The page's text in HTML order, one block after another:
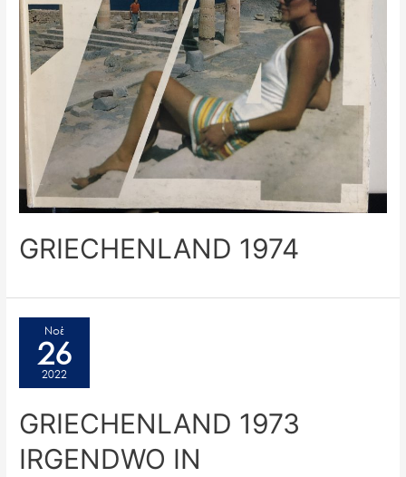
GRIECHENLAND 1974
Νοέ
26
2022
GRIECHENLAND 1973
IRGENDWO IN